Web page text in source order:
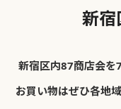
新宿
新宿区内87商店会を
お買い物はぜひ各地